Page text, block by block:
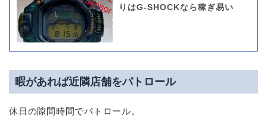
りはG-SHOCKなら稼ぎ易い
暇があれば近隣店舗をパトロール
休日の隙間時間でパトロール。